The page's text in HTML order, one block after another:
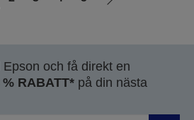
Gå
och få direkt en
% RABATT* på din nästa